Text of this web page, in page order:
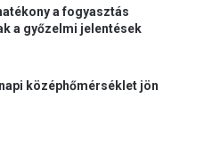
a fogyasztás
a győzelmi jelentések
középhőmérséklet jön